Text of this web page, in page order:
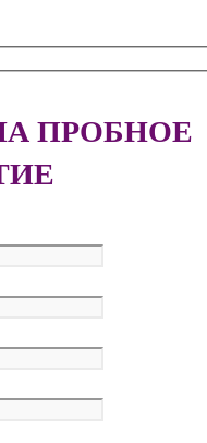
ПРОБНОЕ